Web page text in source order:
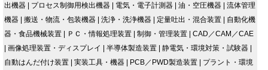
出機器 | プロセス制御用検出機器 | 電気・電子計測器 | 油・空圧機器 | 流体管理
機器 | 搬送・物流・包装機器 | 洗浄・洗浄機器 | 定量吐出・混合装置 | 自動化機
器・食品機械装置 | ＰＣ・情報処理装置 | 制御・管理装置 | CAD／CAM／CAE
| 画像処理装置・ディスプレイ | 半導体製造装置 | 静電気・環境対策・試験器 |
自動はんだ付け装置 | 実装工具・機器 | PCB／PWD製造装置 | プラント・環境